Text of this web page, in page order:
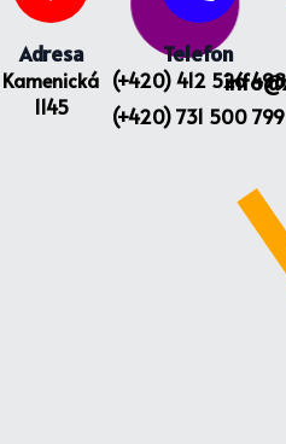
Adresa
Kamenická
1145
Telefon
(+420) 412 526 498
(+420) 731 500 799